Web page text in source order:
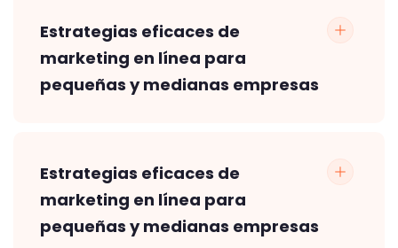
Estrategias eficaces de
marketing en línea para
pequeñas y medianas empresas
Estrategias eficaces de
marketing en línea para
pequeñas y medianas empresas